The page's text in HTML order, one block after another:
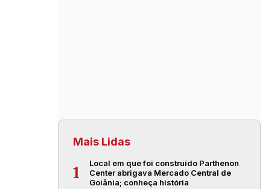
Mais Lidas
1
Local em que foi construído Parthenon
Center abrigava Mercado Central de
Goiânia; conheça história